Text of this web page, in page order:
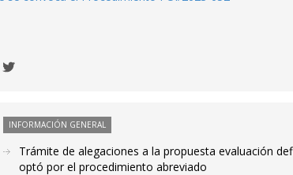
INFORMACIÓN GENERAL
Trámite de alegaciones a la propuesta evaluación
optó por el procedimiento abreviado